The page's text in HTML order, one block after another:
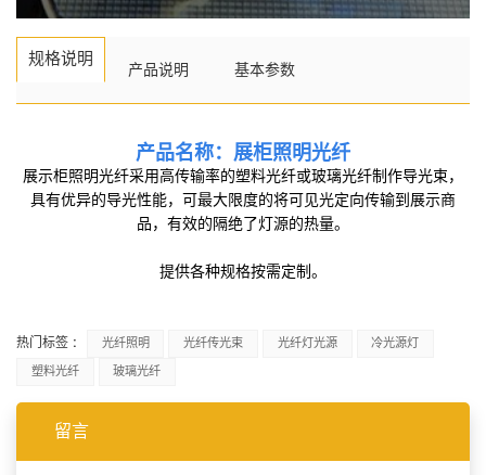
规格说明 产品说明 基本参数
产品名称： 展柜照明光纤
展示柜照明光纤采用高传输率的塑料光纤或玻璃光纤制作导光束，
具有优异的导光性能，可最大限度的将可见光定向传输到展示商
品，有效的隔绝了灯源的热量。
提供各种规格按需定制。
热门标签 : 光纤照明 光纤传光束 光纤灯光源
冷光源灯
塑料光纤
玻璃光纤
留言